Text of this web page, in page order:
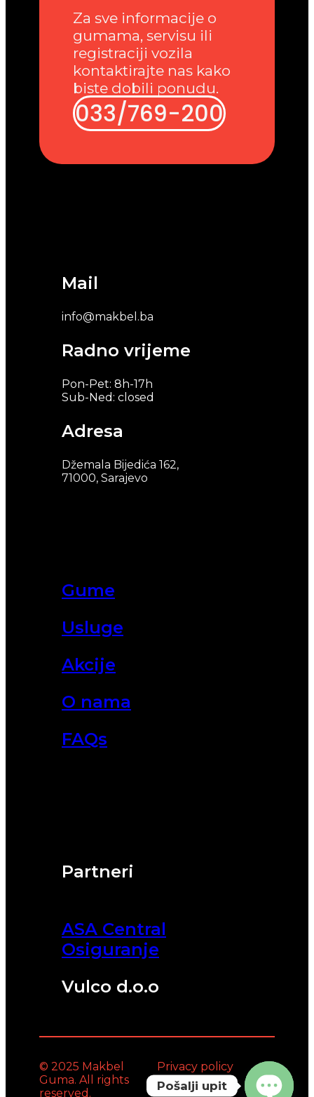
Partneri
ASA Central
Osiguranje
Vulco d.o.o
Gume
Usluge
Akcije
O nama
FAQs
Mail
info@makbel.ba
Radno vrijeme
Pon-Pet: 8h-17h
Sub-Ned: closed
Adresa
Džemala Bijedića 162,
71000, Sarajevo
Za sve informacije o
gumama, servisu ili
registraciji vozila
kontaktirajte nas kako
biste dobili ponudu.
033/769-200
© 2025 Makbel
Guma. All rights
reserved.
Privacy policy
Pošalji upit